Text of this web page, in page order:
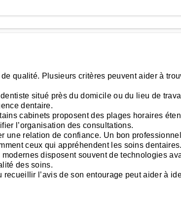
qualité. Plusieurs critères peuvent aider à
situé près du domicile ou du lieu de
dentaire.
cabinets proposent des plages horaires
l’organisation des consultations.
une relation de confiance. Un bon
ceux qui appréhendent les soins dentaires.
disposent souvent de technologies
des soins.
l’avis de son entourage peut aider à